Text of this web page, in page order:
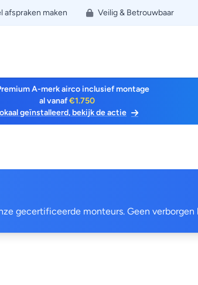
afspraken maken Veilig & Betrouwbaar
A-merk airco inclusief montage
al vanaf€1.750
geïnstalleerd, bekijk de actie
gecertificeerde monteurs. Geen verborgen